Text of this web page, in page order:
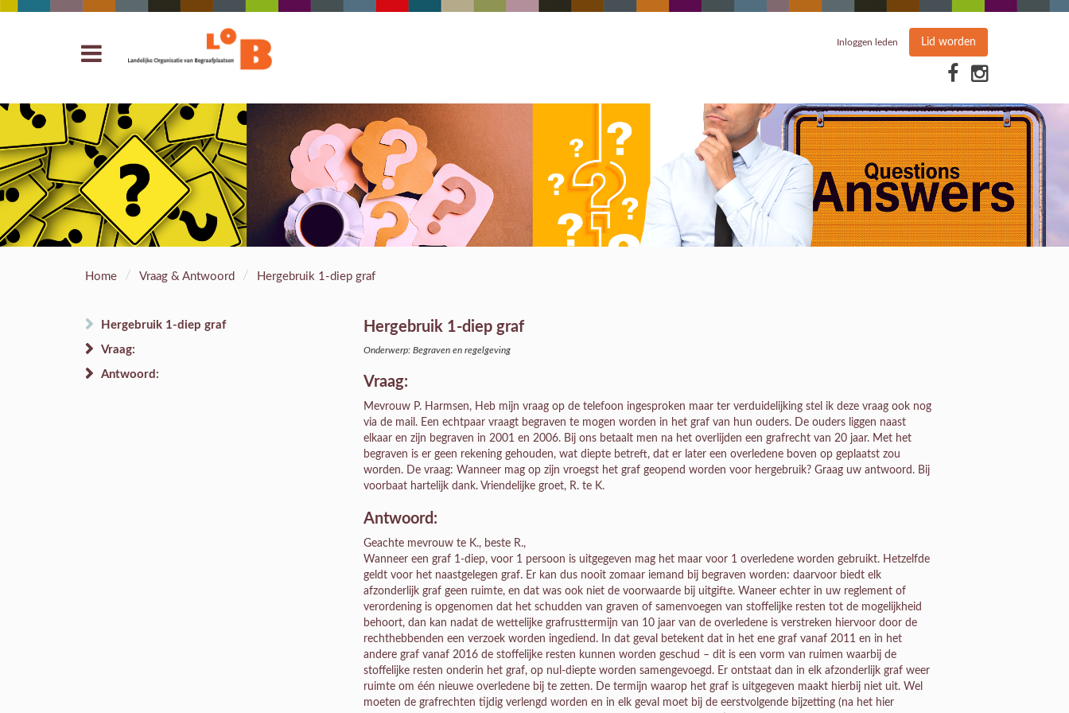
Inloggen leden Lid worden
Home / Vraag & Antwoord / Hergebruik 1-diep graf
Hergebruik 1-diep graf
Vraag:
Antwoord:
Hergebruik 1-diep graf
Onderwerp: Begraven en regelgeving
Vraag:
Mevrouw P. Harmsen, Heb mijn vraag op de telefoon ingesproken maar ter verduidelijking stel ik deze vraag ook nog
via de mail. Een echtpaar vraagt begraven te mogen worden in het graf van hun ouders. De ouders liggen naast
elkaar en zijn begraven in 2001 en 2006. Bij ons betaalt men na het overlijden een grafrecht van 20 jaar. Met het
begraven is er geen rekening gehouden, wat diepte betreft, dat er later een overledene boven op geplaatst zou
worden. De vraag: Wanneer mag op zijn vroegst het graf geopend worden voor hergebruik? Graag uw antwoord. Bij
voorbaat hartelijk dank. Vriendelijke groet, R. te K.
Antwoord:
Geachte mevrouw te K., beste R.,
Wanneer een graf 1-diep, voor 1 persoon is uitgegeven mag het maar voor 1 overledene worden gebruikt. Hetzelfde
geldt voor het naastgelegen graf. Er kan dus nooit zomaar iemand bij begraven worden: daarvoor biedt elk
afzonderlijk graf geen ruimte, en dat was ook niet de voorwaarde bij uitgifte. Waneer echter in uw reglement of
verordening is opgenomen dat het schudden van graven of samenvoegen van stoffelijke resten tot de mogelijkheid
behoort, dan kan nadat de wettelijke grafrusttermijn van 10 jaar van de overledene is verstreken hiervoor door de
rechthebbenden een verzoek worden ingediend. In dat geval betekent dat in het ene graf vanaf 2011 en in het
andere graf vanaf 2016 de stoffelijke resten kunnen worden geschud – dit is een vorm van ruimen waarbij de
stoffelijke resten onderin het graf, op nul-diepte worden samengevoegd. Er ontstaat dan in elk afzonderlijk graf weer
ruimte om één nieuwe overledene bij te zetten. De termijn waarop het graf is uitgegeven maakt hierbij niet uit. Wel
moeten de grafrechten tijdig verlengd worden en in elk geval moet bij de eerstvolgende bijzetting (na het hier